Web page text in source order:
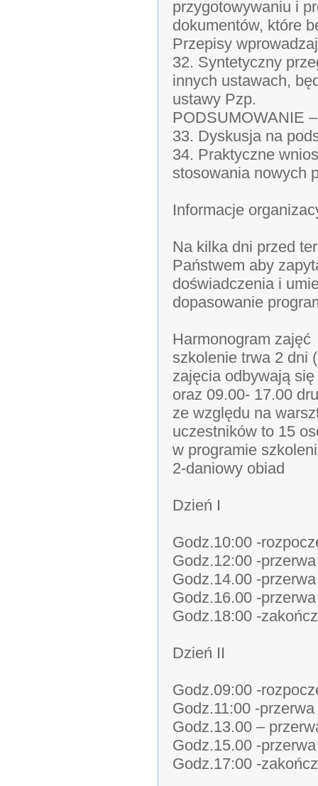
przygotowywaniu i
dokumentów, które
Przepisy
32. Syntetyczny
innych ustawach,
ustawy Pzp.
PODSUMOWANIE
33. Dyskusja na
34. Praktyczne
stosowania nowych
Informacje
Na kilka dni przed
Państwem aby
doświadczenia i
dopasowanie
Harmonogram zajęć
szkolenie trwa 2 dni
zajęcia odbywają
oraz 09.00- 17.00
ze względu na
uczestników to 15
w programie
2-daniowy obiad
Dzień I
Godz.10:00 -
Godz.12:00 -
Godz.14.00 -
Godz.16.00 -
Godz.18:00 -
Dzień II
Godz.09:00 -
Godz.11:00 -
Godz.13.00 –
Godz.15.00 -
Godz.17:00 -